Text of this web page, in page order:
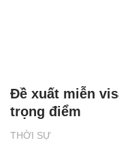
THỜI SỰ
Đề xuất miễn
trọng điểm